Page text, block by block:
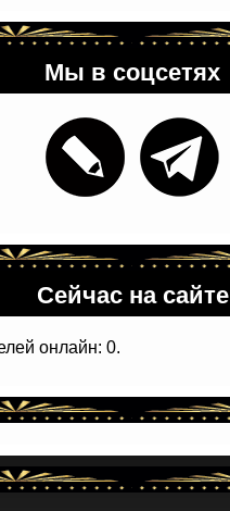
Мы в соцсетях
Сейчас на сайте
онлайн: 0.